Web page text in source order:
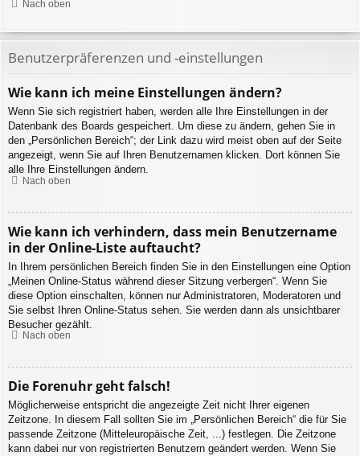
Nach oben
Benutzerpräferenzen und -einstellungen
Wie kann ich meine Einstellungen ändern?
Wenn Sie sich registriert haben, werden alle Ihre Einstellungen in der
Datenbank des Boards gespeichert. Um diese zu ändern, gehen Sie in
den „Persönlichen Bereich“; der Link dazu wird meist oben auf der Seite
angezeigt, wenn Sie auf Ihren Benutzernamen klicken. Dort können Sie
alle Ihre Einstellungen ändern.
Nach oben
Wie kann ich verhindern, dass mein Benutzername
in der Online-Liste auftaucht?
In Ihrem persönlichen Bereich finden Sie in den Einstellungen eine Option
„Meinen Online-Status während dieser Sitzung verbergen“. Wenn Sie
diese Option einschalten, können nur Administratoren, Moderatoren und
Sie selbst Ihren Online-Status sehen. Sie werden dann als unsichtbarer
Besucher gezählt.
Nach oben
Die Forenuhr geht falsch!
Möglicherweise entspricht die angezeigte Zeit nicht Ihrer eigenen
Zeitzone. In diesem Fall sollten Sie im „Persönlichen Bereich“ die für Sie
passende Zeitzone (Mitteleuropäische Zeit, ...) festlegen. Die Zeitzone
kann dabei nur von registrierten Benutzern geändert werden. Wenn Sie